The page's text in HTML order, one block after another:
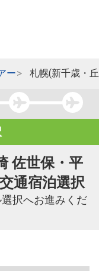
ー 札幌(新千歳・
佐世保・平
通宿泊選択
択へお進みくだ